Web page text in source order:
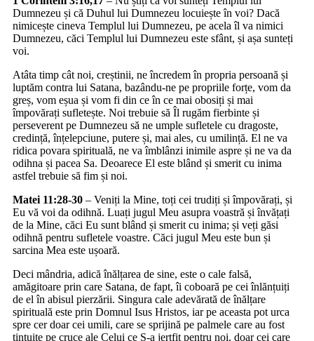
Dumnezeu și că Duhul lui Dumnezeu locuiește în voi? Dacă
nimicește cineva Templul lui Dumnezeu, pe acela îl va nimici
Dumnezeu, căci Templul lui Dumnezeu este sfânt, și așa sunteți
voi.
Atâta timp cât noi, creștinii, ne încredem în propria persoană și
luptăm contra lui Satana, bazându-ne pe propriile forțe, vom da
greș, vom eșua și vom fi din ce în ce mai obosiți și mai
împovărați sufletește. Noi trebuie să Îl rugăm fierbinte și
perseverent pe Dumnezeu să ne umple sufletele cu dragoste,
credință, înțelepciune, putere și, mai ales, cu umilință. El ne va
ridica povara spirituală, ne va îmblânzi inimile aspre și ne va da
odihna și pacea Sa. Deoarece El este blând și smerit cu inima
astfel trebuie să fim și noi.
Matei 11:28-30 – Veniți la Mine, toți cei trudiți și împovărați, și
Eu vă voi da odihnă. Luați jugul Meu asupra voastră și învățați
de la Mine, căci Eu sunt blând și smerit cu inima; și veți găsi
odihnă pentru sufletele voastre. Căci jugul Meu este bun și
sarcina Mea este ușoară.
Deci mândria, adică înălțarea de sine, este o cale falsă,
amăgitoare prin care Satana, de fapt, îi coboară pe cei înlănțuiți
de el în abisul pierzării. Singura cale adevărată de înălțare
spirituală este prin Domnul Isus Hristos, iar pe aceasta pot urca
spre cer doar cei umili, care se sprijină pe palmele care au fost
țintuite pe cruce ale Celui ce S-a jertfit pentru noi, doar cei care